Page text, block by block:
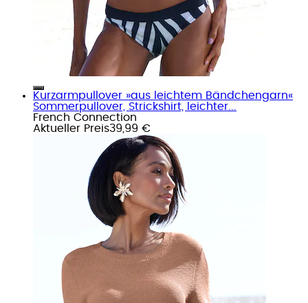
Kurzarmpullover »aus leichtem Bändchengarn«
Sommerpullover, Strickshirt, leichter...
French Connection
Aktueller Preis39,99 €